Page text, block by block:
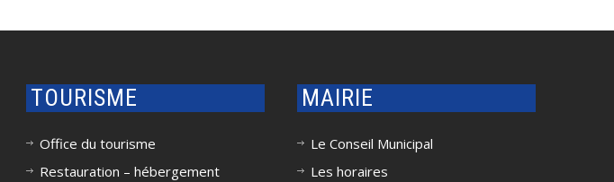
TOURISME
Office du tourisme
Restauration – hébergement
MAIRIE
Le Conseil Municipal
Les horaires